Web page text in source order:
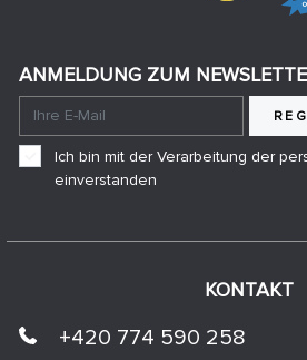
KONTAKT
+420 774 590 258
ANMELDUNG ZUM
Ich bin mit der Verarbeitung der
einverstanden